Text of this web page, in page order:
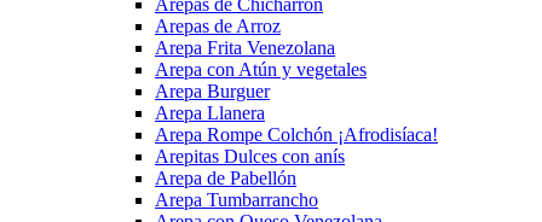
Arepas de Chicharrón
Arepas de Arroz
Arepa Frita Venezolana
Arepa con Atún y vegetales
Arepa Burguer
Arepa Llanera
Arepa Rompe Colchón ¡Afrodisíaca!
Arepitas Dulces con anís
Arepa de Pabellón
Arepa Tumbarrancho